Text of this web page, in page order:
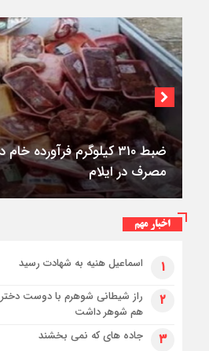
کمربندی شرقی ایلام
اخبار مهم
۱ اسماعیل هنیه به شهادت رسید
۲
راز شیطانی شوهرم با دوست
هم شوهر داشت
۳ جاده های که نمی بخشند